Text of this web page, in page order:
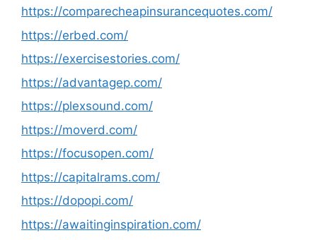
https://comparecheapinsurancequotes.com/
https://erbed.com/
https://exercisestories.com/
https://advantagep.com/
https://plexsound.com/
https://moverd.com/
https://focusopen.com/
https://capitalrams.com/
https://dopopi.com/
https://awaitinginspiration.com/